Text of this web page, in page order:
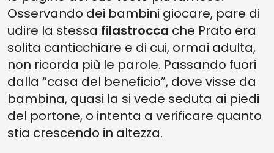
Osservando dei bambini giocare, pare di
udire la stessa filastrocca che Prato era
solita canticchiare e di cui, ormai adulta,
non ricorda più le parole. Passando fuori
dalla “casa del beneficio”, dove visse da
bambina, quasi la si vede seduta ai piedi
del portone, o intenta a verificare quanto
stia crescendo in altezza.